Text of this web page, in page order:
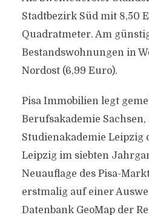
Stadtbezirk Süd mit 8,50
Quadratmeter. Am
Bestandswohnungen in
Nordost (6,99 Euro).
Pisa Immobilien legt
Berufsakademie Sachsen,
Studienakademie
Leipzig im siebten
Neuauflage des Pisa-
erstmalig auf einer
Datenbank GeoMap der